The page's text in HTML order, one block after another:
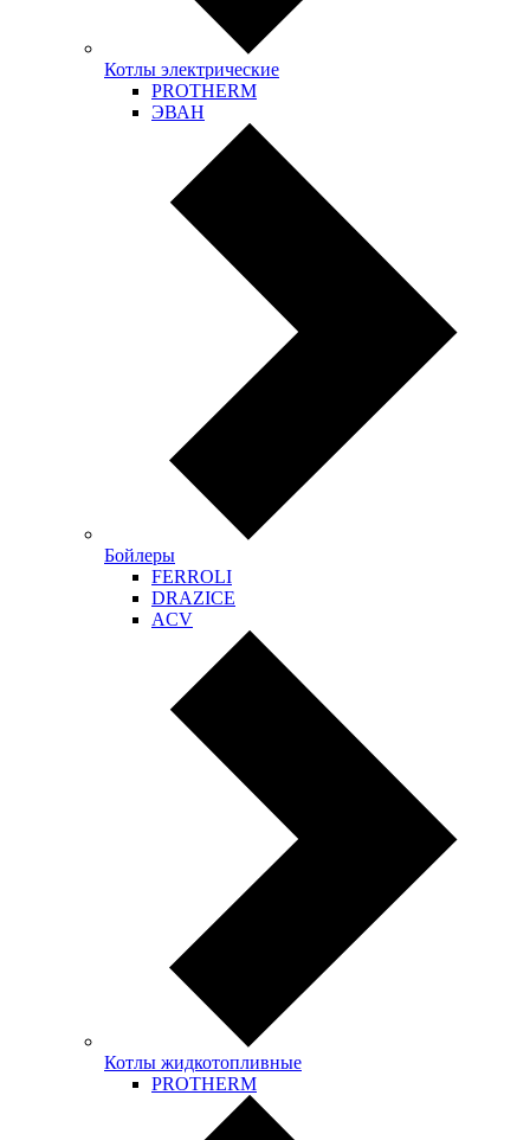
Котлы электрические
PROTHERM
ЭВАН
Бойлеры
FERROLI
DRAZICE
ACV
Котлы жидкотопливные
PROTHERM